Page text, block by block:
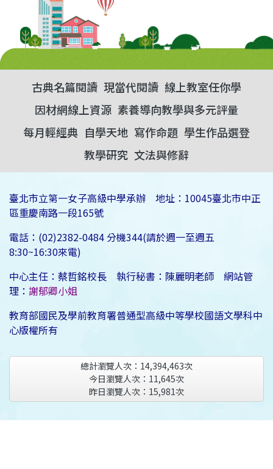
古典名篇閱讀 現當代閱讀 線上教室任你學
因材網線上資源 素養導向教學與多元評量
每月輕經典 自學天地 寫作命題 學生作品選登
教學研究 文法與修辭
臺北市立第一女子高級中學承辦 地址：10045臺北市中正
區重慶南路一段165號
電話：(02)2382-0484 分機344(請於週一至週五
8:30~16:30來電)
中心主任：蔡哲銘校長 執行秘書：陳麗明老師 網站管
理： 謝郁卿小姐
教育部國民及學前教育署普通型高級中等學校國語文學科中
心版權所有
總計瀏覽人次： 14,394,463次
今日瀏覽人次： 11,645次
昨日瀏覽人次： 15,981次